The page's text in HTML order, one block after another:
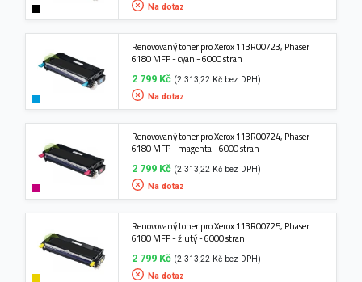
Na dotaz
Renovovaný toner pro Xerox 113R00723, Phaser
6180 MFP - cyan - 6000 stran
2 799 Kč (2 313,22 Kč bez DPH)
Na dotaz
Renovovaný toner pro Xerox 113R00724, Phaser
6180 MFP - magenta - 6000 stran
2 799 Kč (2 313,22 Kč bez DPH)
Na dotaz
Renovovaný toner pro Xerox 113R00725, Phaser
6180 MFP - žlutý - 6000 stran
2 799 Kč (2 313,22 Kč bez DPH)
Na dotaz